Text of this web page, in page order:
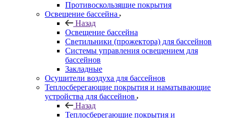
Противоскользящие покрытия
Освещение бассейна
Назад
Освещение бассейна
Светильники (прожектора) для бассейнов
Системы управления освещением для
бассейнов
Закладные
Осушители воздуха для бассейнов
Теплосберегающие покрытия и наматывающие
устройства для бассейнов
Назад
Теплосберегающие покрытия и